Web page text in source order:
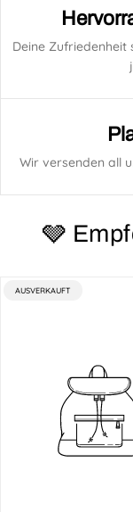
Deine Zufriedenheit
Wir versenden all
🩶
PRODUKTBEZEICHNUNG:
AUSVERKAUFT